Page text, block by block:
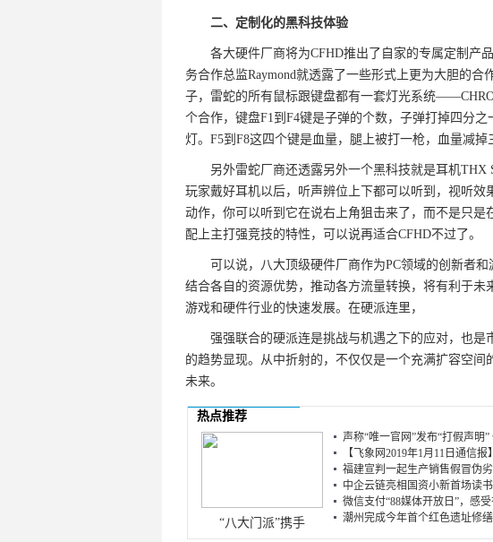
二、定制化的黑科技体验
各大硬件厂商将为CFHD推出了自家的专属定制产
务合作总监Raymond就透露了一些形式上更为大胆的合
子，雷蛇的所有鼠标跟键盘都有一套灯光系统
个合作，键盘F1到F4键是子弹的个数，子弹打掉四分
灯。F5到F8这四个键是血量，腿上被打一枪，血量减
另外雷蛇厂商还透露另外一个黑科技就是耳机THX
玩家戴好耳机以后，听声辨位上下都可以听到，视听
动作，你可以听到它在说右上角狙击来了，而不是只
配上主打强竞技的特性，可以说再适合CFHD不过了。
可以说，八大顶级硬件厂商作为PC领域的创新者和
结合各自的资源优势，推动各方流量转换，将有利于
游戏和硬件行业的快速发展。在硬派连里，
强强联合的硬派连是挑战与机遇之下的应对，也是
的趋势显现。从中折射的，不仅仅是一个充满扩容空间
未来。
热点推荐
“八大门派”携手
声称“唯一官网”发布“打假声明”
【飞象网2019年1月11日通信报
福建宣判一起生产销售假冒伪
中企云链亮相国资小新首场读
微信支付“88媒体开放日”，感
潮州完成今年首个红色遗址修